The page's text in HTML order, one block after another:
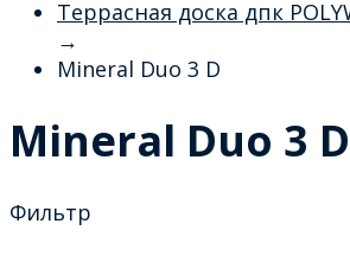
Террасная доска дпк
→
Mineral Duo 3 D
Mineral Duo 3 D
Фильтр